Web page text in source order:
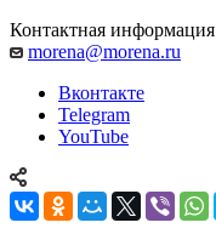
Контактная информация
morena@morena.ru
Вконтакте
Telegram
YouTube